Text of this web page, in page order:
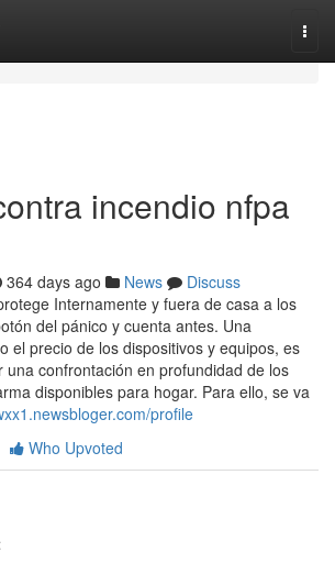
incendio nfpa
364 days ago News
Discuss
Internamente y fuera de casa a los
del pánico y cuenta antes. Una
el precio de los dispositivos y equipos, es
una confrontación en profundidad de los
disponibles para hogar. Para ello, se va
profile
Who Upvoted